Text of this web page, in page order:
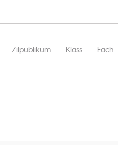
Main
Zilpublikum Klass Fach